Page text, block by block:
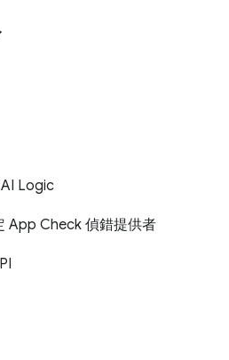
Logic
App Check 偵錯提供者